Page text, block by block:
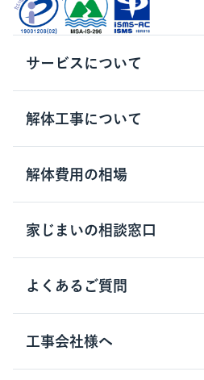
サービスについて
サービスの流れ
サービスのメリット
クラッソーネの自治体連携
お客さまの声
空き家の処分を検討のお客様へ
解体工事について
解体工事の基礎知識
解体工事に関わる法律
用語集
解体費用の相場
木造住宅の相場
鉄骨造住宅の相場
RC造住宅の相場
家じまいの相談窓口
家じまいの相談窓口
よくあるご質問
クラッソーネの利用方法
工事の進め方
工事会社様へ